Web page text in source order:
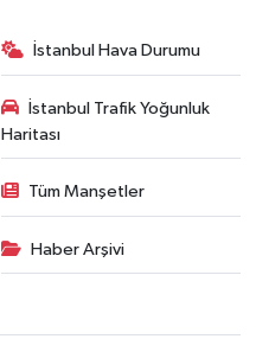
İstanbul Hava Durumu
İstanbul Trafik Yoğunluk
Haritası
Tüm Manşetler
Haber Arşivi